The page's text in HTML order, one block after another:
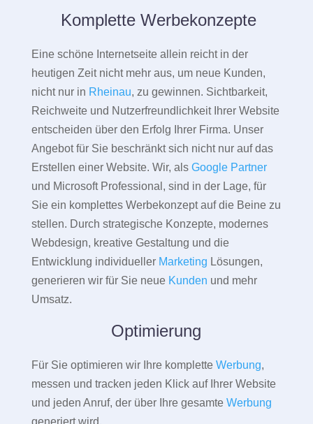
Komplette Werbekonzepte
Eine schöne Internetseite allein reicht in der
heutigen Zeit nicht mehr aus, um neue Kunden,
nicht nur in Rheinau, zu gewinnen. Sichtbarkeit,
Reichweite und Nutzerfreundlichkeit Ihrer Website
entscheiden über den Erfolg Ihrer Firma. Unser
Angebot für Sie beschränkt sich nicht nur auf das
Erstellen einer Website. Wir, als Google Partner
und Microsoft Professional, sind in der Lage, für
Sie ein komplettes Werbekonzept auf die Beine zu
stellen. Durch strategische Konzepte, modernes
Webdesign, kreative Gestaltung und die
Entwicklung individueller Marketing Lösungen,
generieren wir für Sie neue Kunden und mehr
Umsatz.
Optimierung
Für Sie optimieren wir Ihre komplette Werbung,
messen und tracken jeden Klick auf Ihrer Website
und jeden Anruf, der über Ihre gesamte Werbung